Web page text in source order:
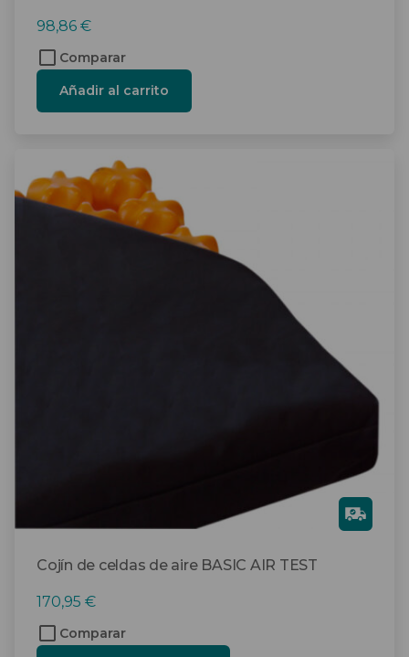
98,86 €
Comparar
Añadir al carrito
Cojín de celdas de aire BASIC AIR TEST
Gra
tis
170,95 €
Comparar
Este
producto